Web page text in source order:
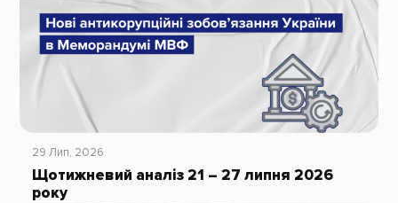
29 Лип, 2026
Щотижневий аналіз 21 – 27 липня 2026
року